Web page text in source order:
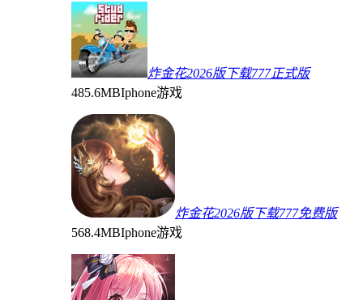
炸金花2026版下载777正式版
485.6MBIphone游戏
炸金花2026版下载777免费版
568.4MBIphone游戏